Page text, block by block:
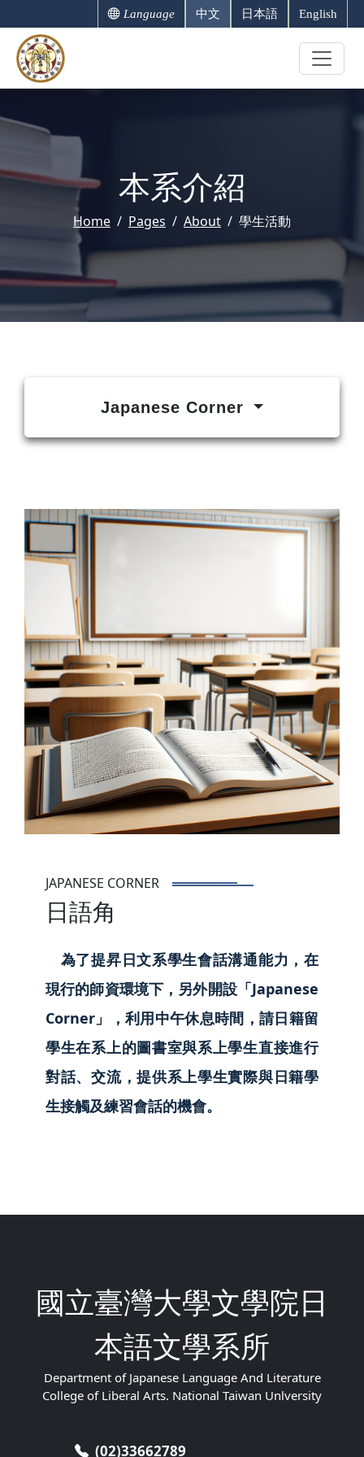
Language 中文 日本語 English
本系介紹
Home Pages About 學生活動
Japanese Corner
JAPANESE CORNER
日語角
為了提昇日文系學生會話溝通能力，在
現行的師資環境下，另外開設「Japanese
Corner」，利用中午休息時間，請日籍留
學生在系上的圖書室與系上學生直接進行
對話、交流，提供系上學生實際與日籍學
生接觸及練習會話的機會。
國立臺灣大學文學院日
本語文學系所
Department of Japanese Language And Literature
College of Liberal Arts. National Taiwan Unlversity
(02)33662789